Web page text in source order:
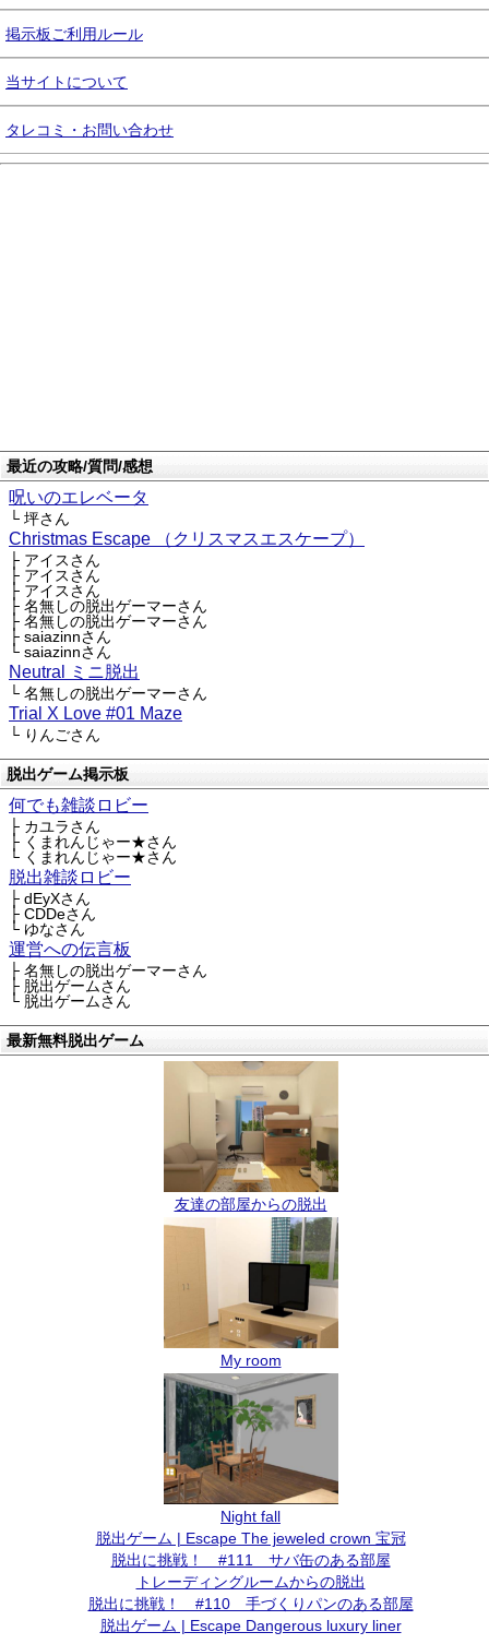
掲示板ご利用ルール
当サイトについて
タレコミ・お問い合わせ
最近の攻略/質問/感想
呪いのエレベータ
└ 坪さん
Christmas Escape （クリスマスエスケープ）
├ アイスさん
├ アイスさん
├ アイスさん
├ 名無しの脱出ゲーマーさん
├ 名無しの脱出ゲーマーさん
├ saiazinnさん
└ saiazinnさん
Neutral ミニ脱出
└ 名無しの脱出ゲーマーさん
Trial X Love #01 Maze
└ りんごさん
脱出ゲーム掲示板
何でも雑談ロビー
├ カユラさん
├ くまれんじゃー★さん
└ くまれんじゃー★さん
脱出雑談ロビー
├ dEyXさん
├ CDDeさん
└ ゆなさん
運営への伝言板
├ 名無しの脱出ゲーマーさん
├ 脱出ゲームさん
└ 脱出ゲームさん
最新無料脱出ゲーム
友達の部屋からの脱出
My room
Night fall
脱出ゲーム | Escape The jeweled crown 宝冠
脱出に挑戦！ #111 サバ缶のある部屋
トレーディングルームからの脱出
脱出に挑戦！ #110 手づくりパンのある部屋
脱出ゲーム | Escape Dangerous luxury liner